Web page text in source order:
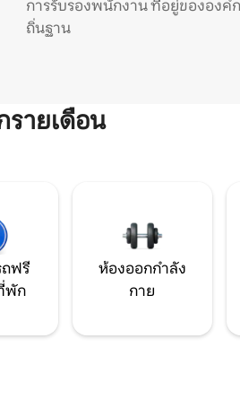
การรับรองพนักงาน ที่อยู่ขององค์
ถิ่นฐาน
ายเดือน
ฟรี
พัก
ห้องออกกำลัง
กาย